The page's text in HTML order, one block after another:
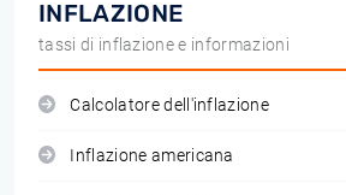
INFLAZIONE
tassi di inflazione e informazioni
Calcolatore dell'inflazione
Inflazione americana